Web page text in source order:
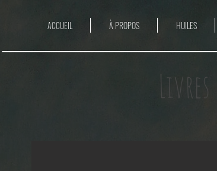
ACCUEIL À PROPOS HUILES